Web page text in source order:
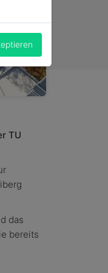
TU
das
bereits